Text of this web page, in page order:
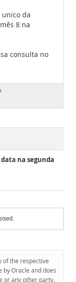
da
8 na
consulta no
na segunda
of the respective
by Oracle and does
or any other party.